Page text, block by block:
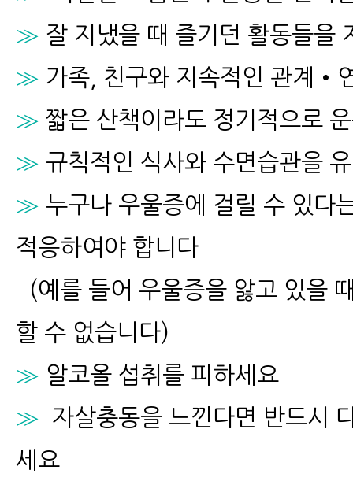
≫ 잘 지냈을 때 즐기던 활동들을
≫ 가족, 친구와 지속적인 관계•
≫ 짧은 산책이라도 정기적으로
≫ 규칙적인 식사와 수면습관을
≫ 누구나 우울증에 걸릴 수 있다
적응하여야 합니다
(예를 들어 우울증을 앓고 있을
할 수 없습니다)
≫ 알코올 섭취를 피하세요
≫ 자살충동을 느낀다면 반드시
세요